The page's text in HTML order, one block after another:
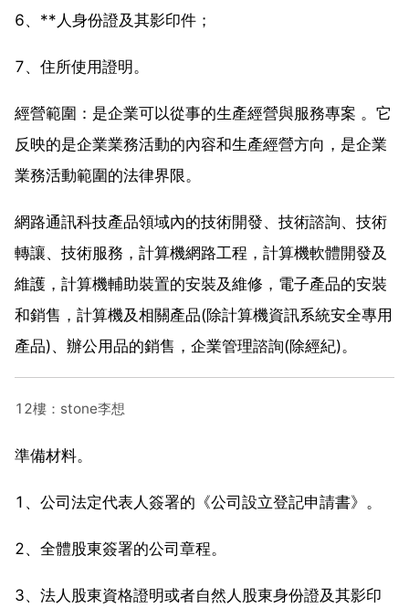
6、**人身份證及其影印件；
7、住所使用證明。
經營範圍：是企業可以從事的生產經營與服務專案 。它
反映的是企業業務活動的內容和生產經營方向，是企業
業務活動範圍的法律界限。
網路通訊科技產品領域內的技術開發、技術諮詢、技術
轉讓、技術服務，計算機網路工程，計算機軟體開發及
維護，計算機輔助裝置的安裝及維修，電子產品的安裝
和銷售，計算機及相關產品(除計算機資訊系統安全專用
產品)、辦公用品的銷售，企業管理諮詢(除經紀)。
12樓：stone李想
準備材料。
1、公司法定代表人簽署的《公司設立登記申請書》。
2、全體股東簽署的公司章程。
3、法人股東資格證明或者自然人股東身份證及其影印